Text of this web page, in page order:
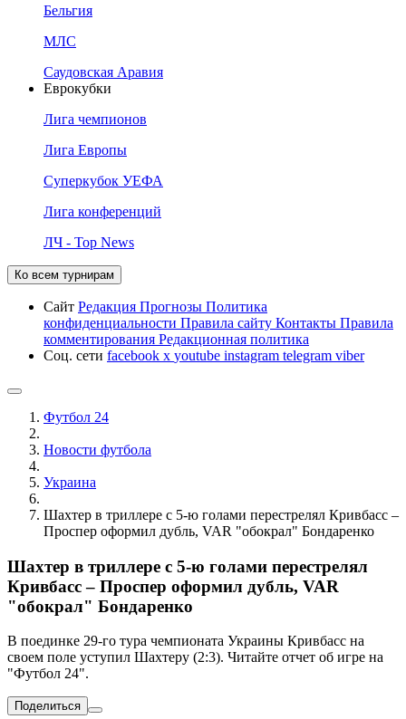
Бельгия
МЛС
Саудовская Аравия
Еврокубки
Лига чемпионов
Лига Европы
Суперкубок УЕФА
Лига конференций
ЛЧ - Top News
Ко всем турнирам
Сайт Редакция Прогнозы Политика
конфиденциальности Правила сайту Контакты Правила
комментирования Редакционная политика
Соц. сети facebook x youtube instagram telegram viber
Футбол 24
Новости футбола
Украина
Шахтер в триллере с 5-ю голами перестрелял Кривбасс –
Проспер оформил дубль, VAR "обокрал" Бондаренко
Шахтер в триллере с 5-ю голами перестрелял
Кривбасс – Проспер оформил дубль, VAR
"обокрал" Бондаренко
В поединке 29-го тура чемпионата Украины Кривбасс на
своем поле уступил Шахтеру (2:3). Читайте отчет об игре на
"Футбол 24".
Поделиться